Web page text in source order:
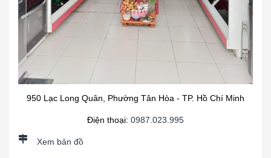
950 Lạc Long Quân, Phường Tân Hòa - TP. Hồ Chí Minh
Điện thoại: 0987.023.995
Xem bản đồ